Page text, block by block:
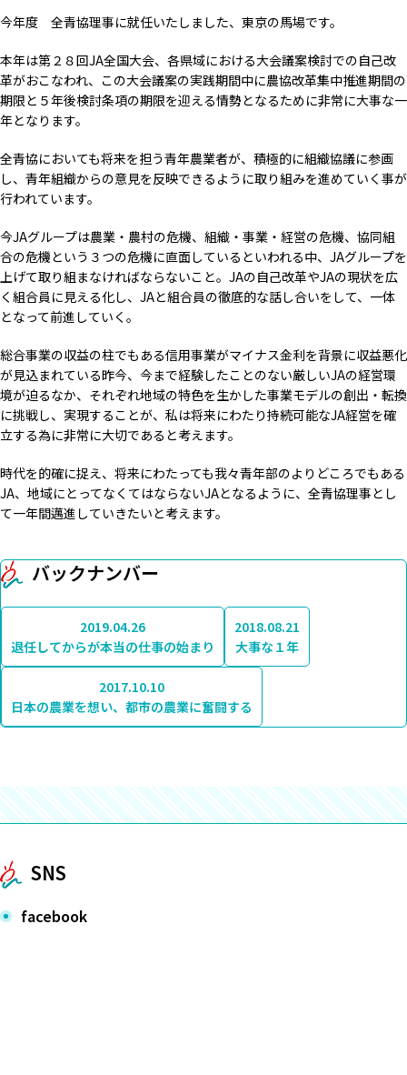
今年度 全青協理事に就任いたしました、東京の馬場です。
本年は第２８回JA全国大会、各県域における大会議案検討での自己改
革がおこなわれ、この大会議案の実践期間中に農協改革集中推進期間の
期限と５年後検討条項の期限を迎える情勢となるために非常に大事な一
年となります。
全青協においても将来を担う青年農業者が、積極的に組織協議に参画
し、青年組織からの意見を反映できるように取り組みを進めていく事が
行われています。
今JAグループは農業・農村の危機、組織・事業・経営の危機、協同組
合の危機という３つの危機に直面しているといわれる中、JAグループを
上げて取り組まなければならないこと。JAの自己改革やJAの現状を広
く組合員に見える化し、JAと組合員の徹底的な話し合いをして、一体
となって前進していく。
総合事業の収益の柱でもある信用事業がマイナス金利を背景に収益悪化
が見込まれている昨今、今まで経験したことのない厳しいJAの経営環
境が迫るなか、それぞれ地域の特色を生かした事業モデルの創出・転換
に挑戦し、実現することが、私は将来にわたり持続可能なJA経営を確
立する為に非常に大切であると考えます。
時代を的確に捉え、将来にわたっても我々青年部のよりどころでもある
JA、地域にとってなくてはならないJAとなるように、全青協理事とし
て一年間邁進していきたいと考えます。
バックナンバー
2019.04.26
退任してからが本当の仕事の始まり
2018.08.21
大事な１年
2017.10.10
日本の農業を想い、都市の農業に奮闘する
SNS
facebook